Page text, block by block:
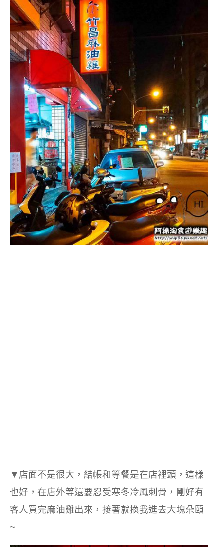
▼ 店面不是很大，結帳和等餐是在店裡頭，這樣
也好，在店外等還要忍受寒冬冷風刺骨，剛好有
客人買完麻油雞出來，接著就換我進去大塊朵頤
~